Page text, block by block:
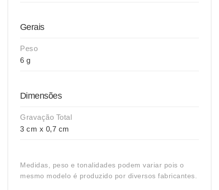
Gerais
Peso
6 g
Dimensões
Gravação Total
3 cm x 0,7 cm
Medidas, peso e tonalidades podem variar pois o
mesmo modelo é produzido por diversos fabricantes.